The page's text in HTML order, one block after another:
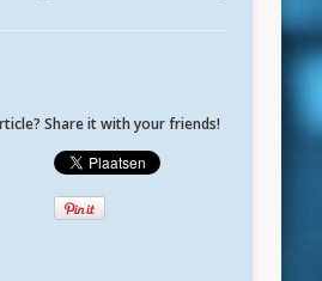
Share it with your friends!